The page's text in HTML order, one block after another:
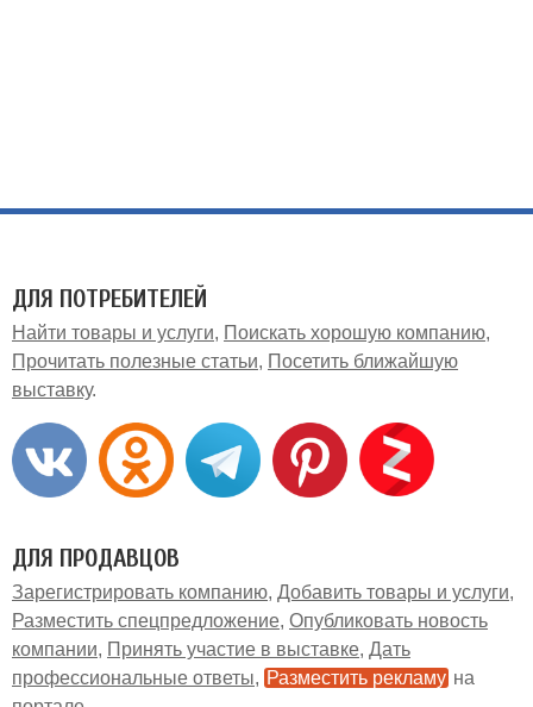
ДЛЯ ПОТРЕБИТЕЛЕЙ
Найти товары и услуги
Поискать хорошую компанию
Прочитать полезные статьи
Посетить ближайшую
выставку
ДЛЯ ПРОДАВЦОВ
Зарегистрировать компанию Добавить товары и услуги
Разместить спецпредложение Опубликовать новость
компании
Принять участие в выставке Дать
профессиональные ответы
Разместить рекламу на